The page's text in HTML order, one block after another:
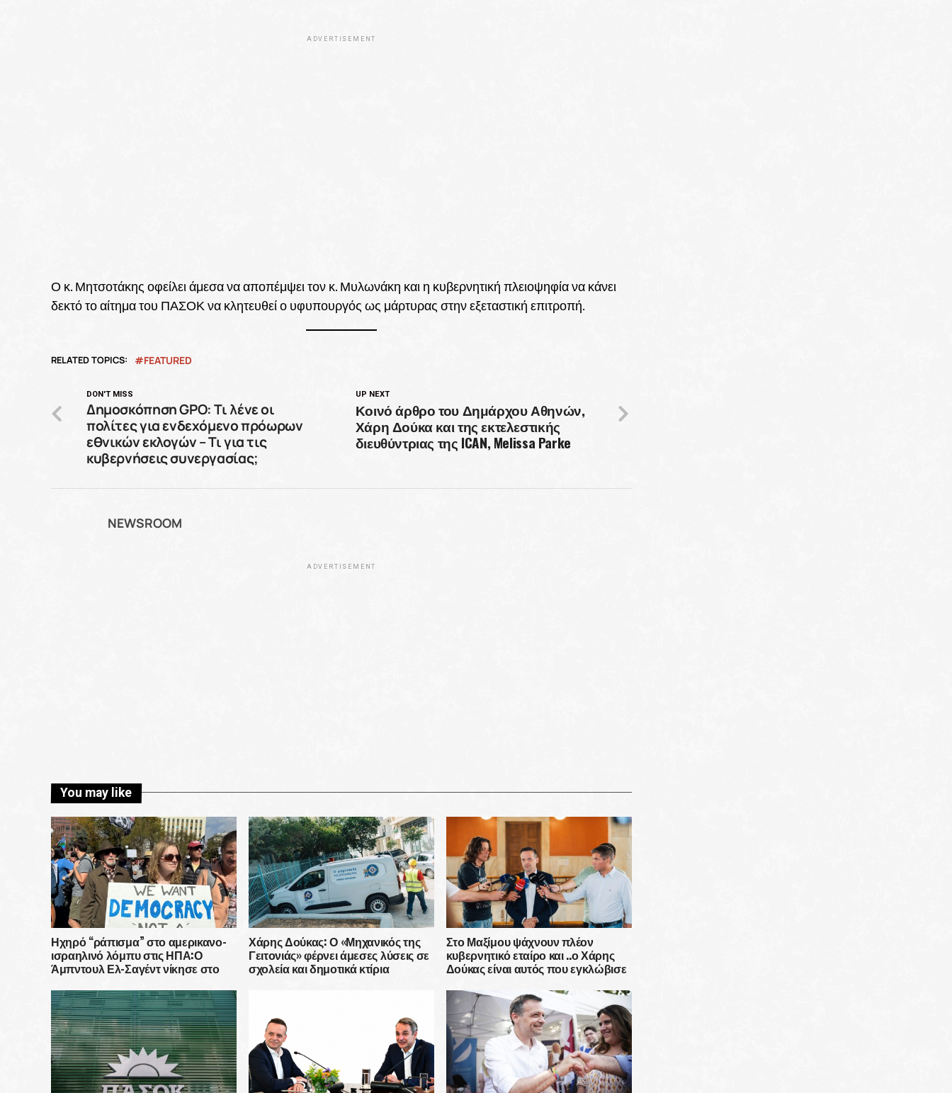
ADVERTISEMENT
Ο κ. Μητσοτάκης οφείλει άμεσα να αποπέμψει τον κ. Μυλωνάκη και η κυβερνητική πλειοψηφία να κάνει
δεκτό το αίτημα του ΠΑΣΟΚ να κλητευθεί ο υφυπουργός ως μάρτυρας στην εξεταστική επιτροπή.
RELATED TOPICS: FEATURED
UP NEXT
Κοινό άρθρο του Δημάρχου Αθηνών,
Χάρη Δούκα και της εκτελεστικής
διευθύντριας της ICAN, Melissa Parke
DON'T MISS
Δημοσκόπηση GPO: Τι λένε οι
πολίτες για ενδεχόμενο πρόωρων
εθνικών εκλογών – Τι για τις
κυβερνήσεις συνεργασίας;
NEWSROOM
ADVERTISEMENT
You may like
Ηχηρό “ράπισμα” στο αμερικανο-
ισραηλινό λόμπυ στις ΗΠΑ:Ο
Άμπντουλ Ελ-Σαγέντ νίκησε στο
εκστρατεία δεκάδων εκατομμυρίων
δολαρίων
Χάρης Δούκας: Ο «Μηχανικός της
Γειτονιάς» φέρνει άμεσες λύσεις σε
σχολεία και δημοτικά κτίρια
Στο Μαξίμου ψάχνουν πλέον
κυβερνητικό εταίρο και ..ο Χάρης
Δούκας είναι αυτός που εγκλώβισε